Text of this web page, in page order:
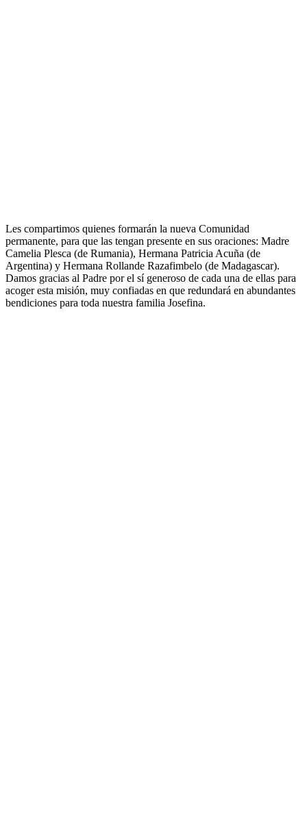
Les compartimos quienes formarán la nueva Comunidad
permanente, para que las tengan presente en sus oraciones: Madre
Camelia Plesca (de Rumania), Hermana Patricia Acuña (de
Argentina) y Hermana Rollande Razafimbelo (de Madagascar).
Damos gracias al Padre por el sí generoso de cada una de ellas para
acoger esta misión, muy confiadas en que redundará en abundantes
bendiciones para toda nuestra familia Josefina.